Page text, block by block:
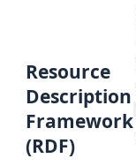
Resource
Description
Framework
(RDF)